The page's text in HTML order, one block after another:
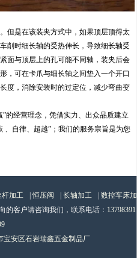
但是在该装夹方式中，如果顶层顶得太
削时细长轴的受热伸长，导致细长轴受
面与顶层上的孔可能不同轴，装夹后会
，可在卡爪与细长轴之间垫入一个开口
度，消除安装时的过定位，减少弯曲变
的经营理念，凭借实力、出众品质建立
、自律、超越”；我们的服务宗旨是为您
杆加工 |恒压阀 长轴加工
数控车床加
的客户请咨询我们，联系电话： 13798391
宝安区石岩瑞鑫五金制品厂